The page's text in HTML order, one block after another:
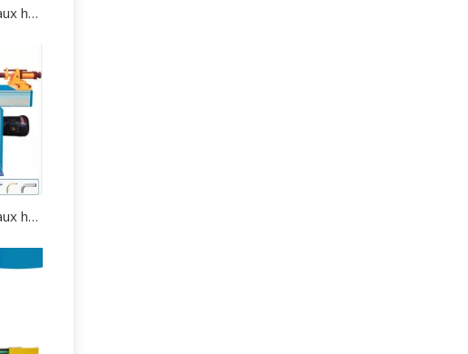
Comment choisir une cintreuse de tuyaux hydraulique appropriée?
Comment choisir une cintreuse de tuyaux hydraulique ?